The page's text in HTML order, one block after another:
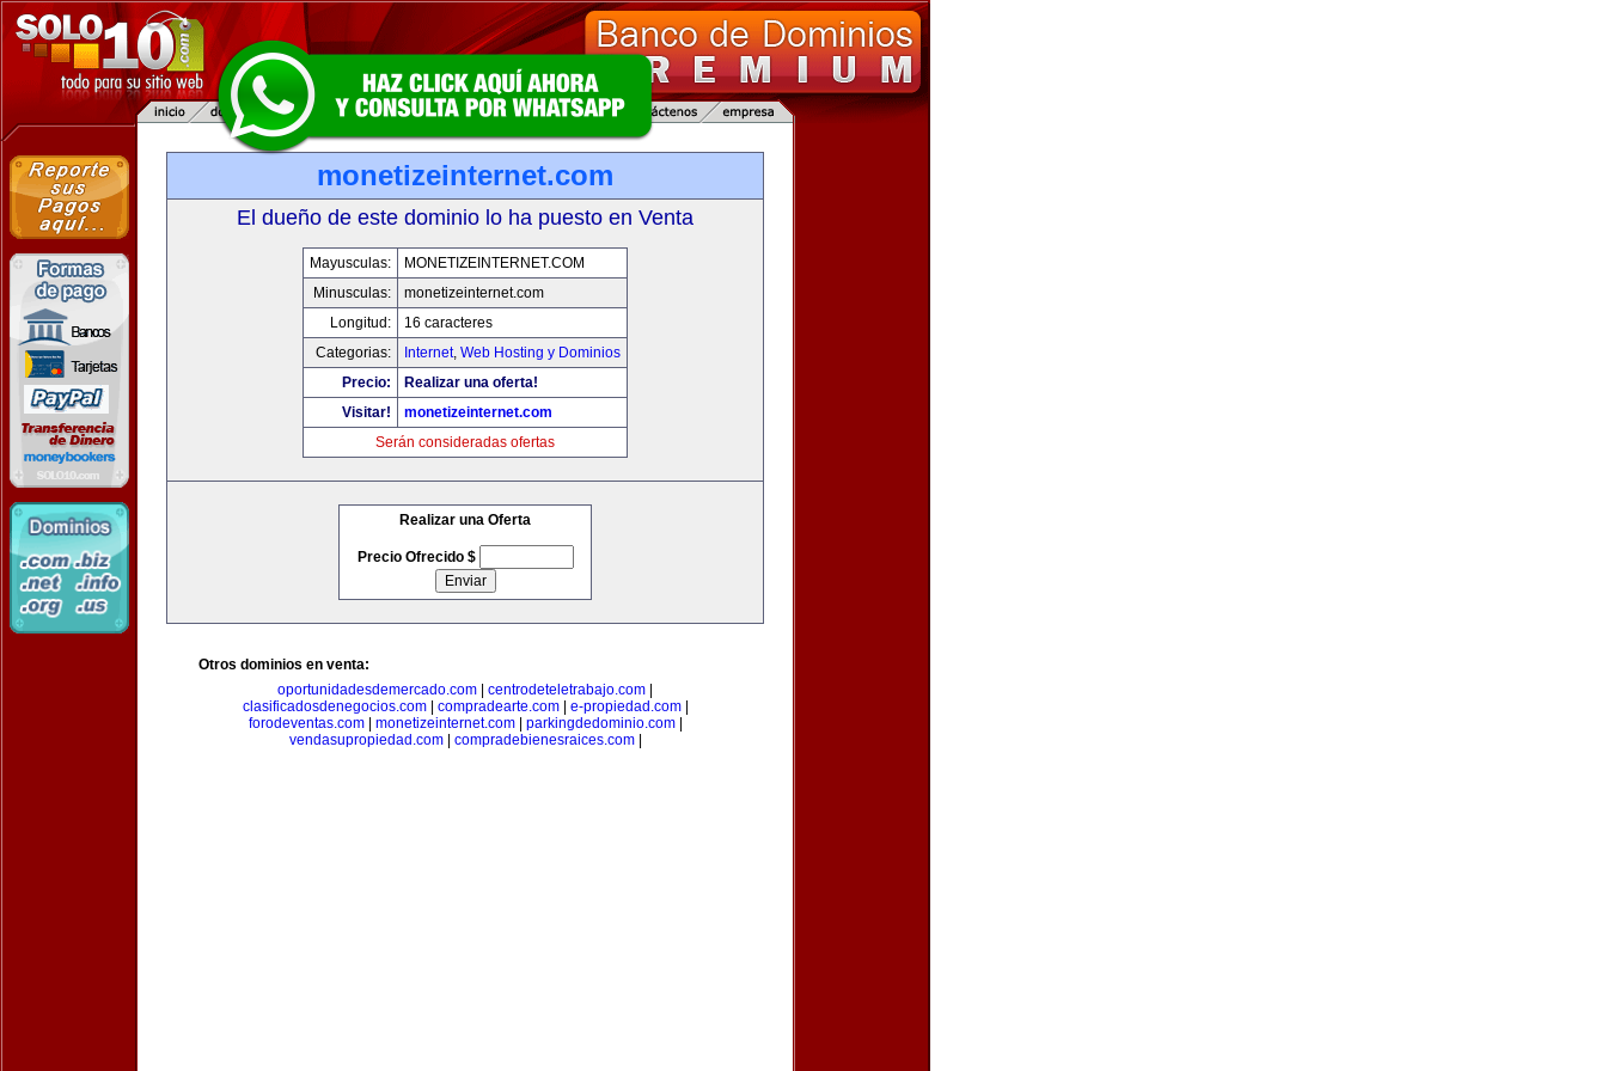
monetizeinternet.com
El dueño de este dominio lo ha puesto en Venta
Mayusculas:
MONETIZEINTERNET.COM
Minusculas:
monetizeinternet.com
Longitud:
16 caracteres
Categorias:
Internet, Web Hosting y Dominios
Precio:
Realizar una oferta!
Visitar!
monetizeinternet.com
Serán consideradas ofertas
Realizar una Oferta
Precio Ofrecido $
Otros dominios en venta:
oportunidadesdemercado.com
centrodeteletrabajo.com
clasificadosdenegocios.com| compradearte.com| e-propiedad.com|
forodeventas.com| monetizeinternet.com| parkingdedominio.com|
vendasupropiedad.com| compradebienesraices.com|